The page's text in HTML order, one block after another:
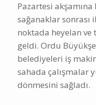
Pazartesi
sağanaklar sonrası
noktada heyelan ve
geldi. Ordu
belediyeleri iş
sahada çalışmalar
dönmesini sağladı.